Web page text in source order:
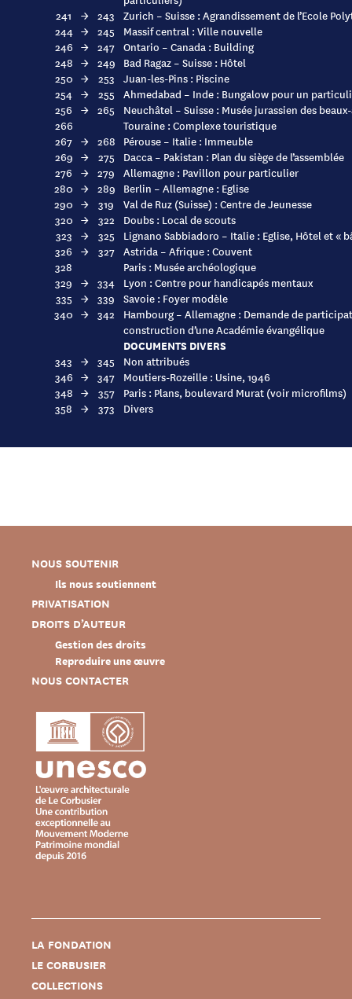
241
→ 243 Zurich – Suisse : Agrandissement de l’Ecole
244 → 245
Massif central : Ville nouvelle
246 → 247 Ontario – Canada : Building
248 → 249 Bad Ragaz – Suisse : Hôtel
250 → 253 Juan-les-Pins : Piscine
254 → 255 Ahmedabad – Inde : Bungalow pour un
256 → 265
Neuchâtel – Suisse : Musée jurassien des
266
Touraine : Complexe touristique
267 → 268 Pérouse – Italie : Immeuble
269 → 275
Dacca – Pakistan : Plan du siège de l’assemblée
276 → 279 Allemagne : Pavillon pour particulier
280 → 289 Berlin – Allemagne : Eglise
290 → 319
Val de Ruz (Suisse) : Centre de Jeunesse
320 → 322
Doubs : Local de scouts
323 → 325
Lignano Sabbiadoro – Italie : Eglise, Hôtel et «
326 → 327 Astrida – Afrique : Couvent
328
Paris : Musée archéologique
329 → 334 Lyon : Centre pour handicapés mentaux
335 → 339 Savoie : Foyer modèle
340 → 342 Hambourg – Allemagne : Demande de
construction d’une Académie évangélique
DOCUMENTS DIVERS
343 → 345
Non attribués
346 → 347 Moutiers-Rozeille : Usine, 1946
348 → 357
Paris : Plans, boulevard Murat (voir microfilms)
358 → 373 Divers
NOUS SOUTENIR
Ils nous soutiennent
PRIVATISATION
DROITS D’AUTEUR
Gestion des droits
Reproduire une œuvre
NOUS CONTACTER
LA FONDATION
LE CORBUSIER
COLLECTIONS